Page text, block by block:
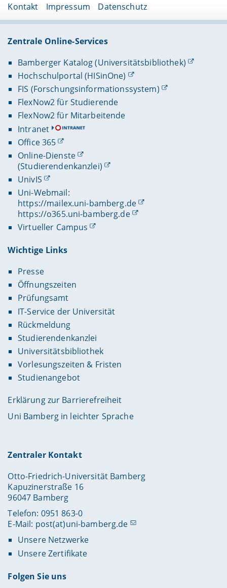
Kontakt Impressum Datenschutz
Zentrale Online-Services
Bamberger Katalog (Universitätsbibliothek)
Hochschulportal (HISinOne)
FIS (Forschungsinformationssystem)
FlexNow2 für Studierende
FlexNow2 für Mitarbeitende
Intranet
Office 365
Online-Dienste
(Studierendenkanzlei)
UnivIS
Uni-Webmail:
https://mailex.uni-bamberg.de
https://o365.uni-bamberg.de
Virtueller Campus
Wichtige Links
Presse
Öffnungszeiten
Prüfungsamt
IT-Service der Universität
Rückmeldung
Studierendenkanzlei
Universitätsbibliothek
Vorlesungszeiten & Fristen
Studienangebot
Erklärung zur Barrierefreiheit
Uni Bamberg in leichter Sprache
Zentraler Kontakt
Otto-Friedrich-Universität Bamberg
Kapuzinerstraße 16
96047 Bamberg
Telefon: 0951 863-0
E-Mail: post(at)uni-bamberg.de
Unsere Netzwerke
Unsere Zertifikate
Folgen Sie uns